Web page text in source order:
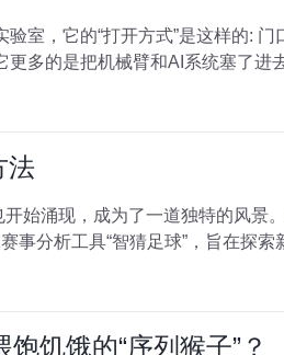
的“打开方式”是这样的: 门口，没有人
法
始涌现，成为了一道独特的风景
分析工具“智猜足球”，旨在探索
饥饿的“序列猴子”？